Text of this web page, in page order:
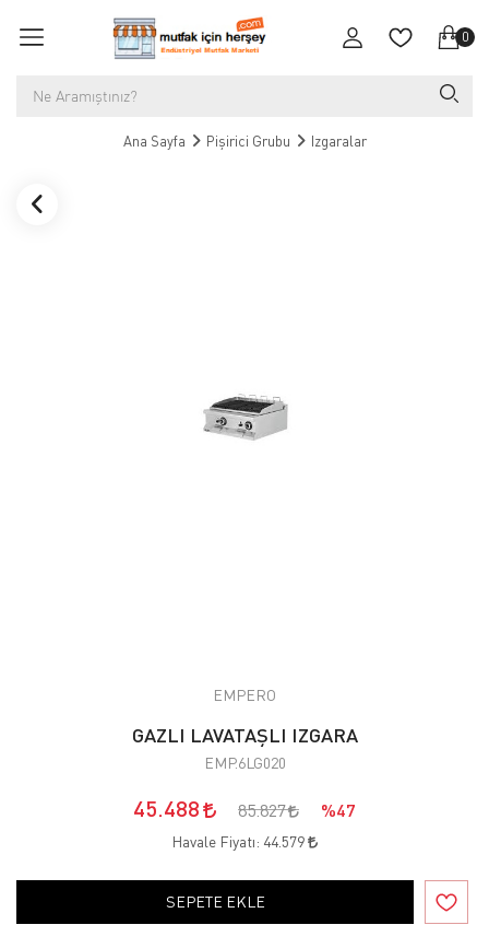
0
Ana Sayfa Pişirici Grubu Izgaralar
EMPERO
GAZLI LAVATAŞLI IZGARA
EMP.6LG020
45.488 85.827 %47
Havale Fiyatı: 44.579
SEPETE EKLE